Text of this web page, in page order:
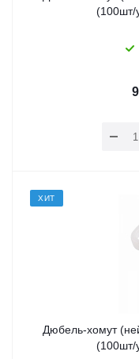
(100шт/
ХИТ
Дюбель-хомут
(100шт/